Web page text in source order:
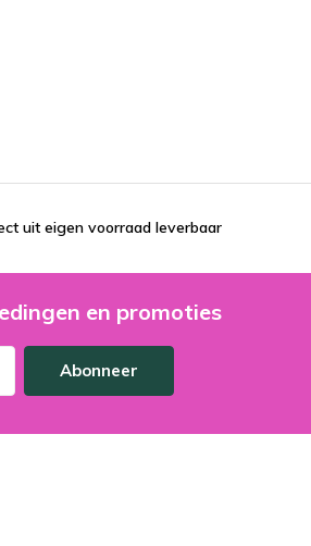
uit eigen voorraad leverbaar
en promoties
Abonneer